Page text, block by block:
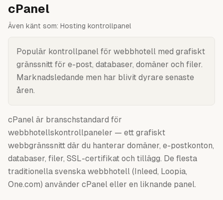
cPanel
Även känt som: Hosting kontrollpanel
Populär kontrollpanel för webbhotell med grafiskt
gränssnitt för e-post, databaser, domäner och filer.
Marknadsledande men har blivit dyrare senaste
åren.
cPanel är branschstandard för
webbhotellskontrollpaneler — ett grafiskt
webbgränssnitt där du hanterar domäner, e-postkonton,
databaser, filer, SSL-certifikat och tillägg. De flesta
traditionella svenska webbhotell (Inleed, Loopia,
One.com) använder cPanel eller en liknande panel.